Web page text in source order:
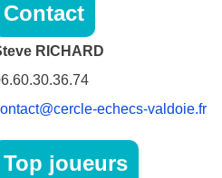
Contact
RICHARD
echecs-valdoie.fr
Top joueurs